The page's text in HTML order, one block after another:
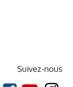
Suivez-nous